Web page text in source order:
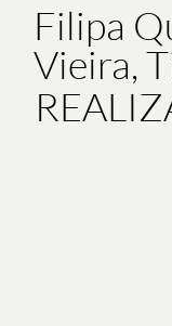
Filipa
Vieira,